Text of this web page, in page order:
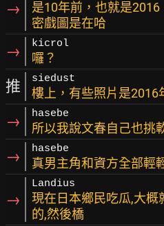
→
是10年前，也就是
密戲圖是在哈
→ kicrol
囉？
推 siedust
樓上，有些照片是2016
→ hasebe
所以我說文春自己也挑
→ hasebe
真男主角和資方全部輕
→
Landius
現在日本鄉民吃瓜,大
的,然後橋